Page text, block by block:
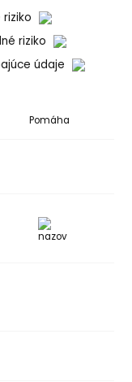
riziko
riziko
údaje
Pomáha